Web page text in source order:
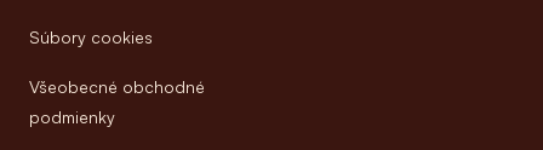
Súbory cookies
Všeobecné obchodné
podmienky